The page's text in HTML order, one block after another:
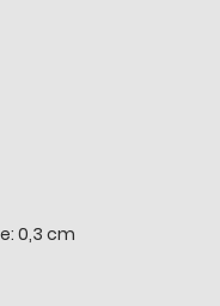
0,3 cm